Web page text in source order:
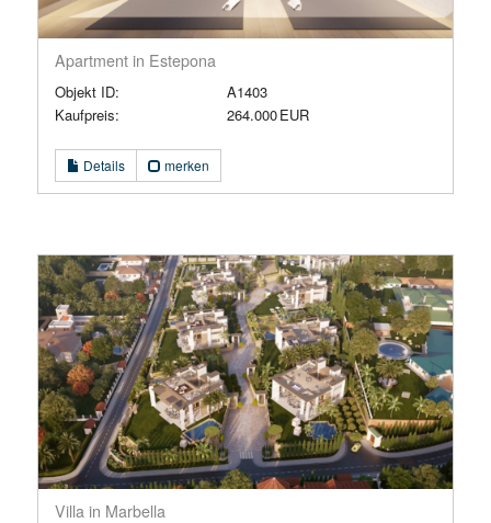
Apartment in Estepona
Objekt ID:
A1403
Kaufpreis:
264.000 EUR
Details merken
Villa in Marbella